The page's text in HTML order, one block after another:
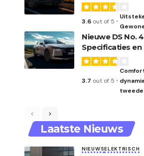
3.6 out of 5
Nieuwe DS No.
Specificaties en
3.7 out of 5
tweede
Laatste Nieuws
NIEUWSELEKTRISCH